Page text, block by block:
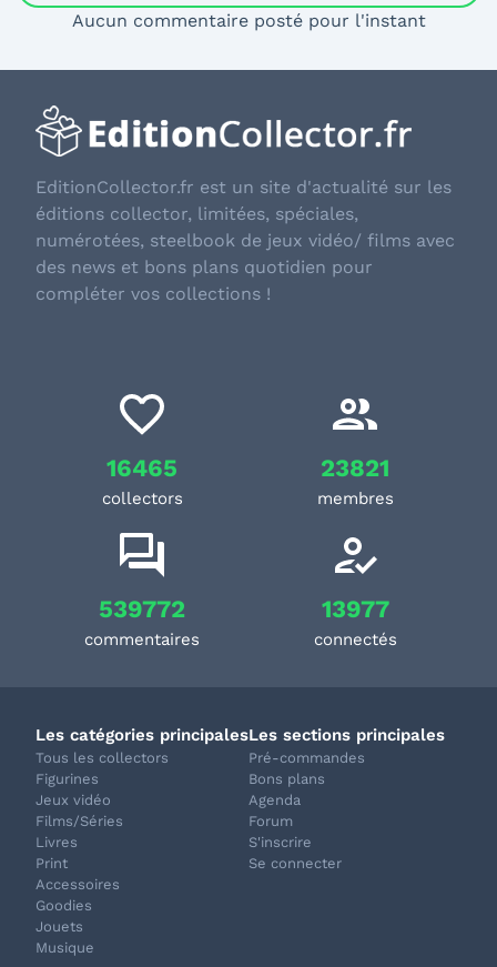
Aucun commentaire posté pour l'instant
EditionCollector.fr est un site d'actualité sur les
éditions collector, limitées, spéciales,
numérotées, steelbook de jeux vidéo/ films avec
des news et bons plans quotidien pour
compléter vos collections !
16465
collectors
23821
membres
539772
commentaires
13977
connectés
Les catégories principales
Tous les collectors
Figurines
Jeux vidéo
Films/Séries
Livres
Print
Accessoires
Goodies
Jouets
Musique
Les sections principales
Pré-commandes
Bons plans
Agenda
Forum
S'inscrire
Se connecter